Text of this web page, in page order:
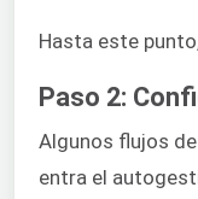
Hasta este
Paso 2:
Algunos flujos
entra el